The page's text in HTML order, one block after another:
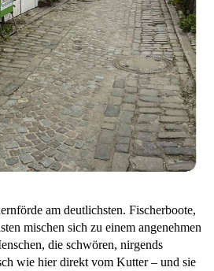
am deutlichsten. Fischerboote,
mischen sich zu einem angenehmen
die schwören, nirgends
wie hier direkt vom Kutter – und sie